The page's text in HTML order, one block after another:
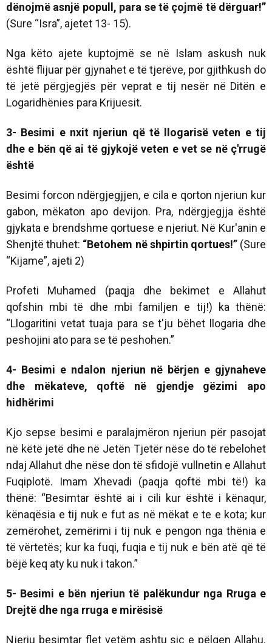
dënojmë asnjë popull, para se të çojmë të dërguar!”
(Sure “Isra”, ajetet 13- 15).
Nga këto ajete kuptojmë se në Islam askush nuk
është flijuar për gjynahet e të tjerëve, por gjithkush do
të jetë përgjegjës për veprat e tij nesër në Ditën e
Logaridhënies para Krijuesit.
3- Besimi e nxit njeriun që të llogarisë veten e tij
dhe e bën që ai të gjykojë veten e vet se në ç'rrugë
është
Besimi forcon ndërgjegjjen, e cila e qorton njeriun kur
gabon, mëkaton apo devijon. Pra, ndërgjegjja është
gjykata e brendshme qortuese e njeriut. Në Kur'anin e
Shenjtë thuhet: “Betohem në shpirtin qortues!”(Sure
“Kijame”, ajeti 2)
Profeti Muhamed (paqja dhe bekimet e Allahut
qofshin mbi të dhe mbi familjen e tij!) ka thënë:
“Llogaritini vetat tuaja para se t'ju bëhet llogaria dhe
peshojini ato para se të peshohen.”
4- Besimi e ndalon njeriun në bërjen e gjynaheve
dhe mëkateve, qoftë në gjendje gëzimi apo
hidhërimi
Kjo sepse besimi e paralajmëron njeriun për pasojat
në këtë jetë dhe në Jetën Tjetër nëse do të rebelohet
ndaj Allahut dhe nëse don të sfidojë vullnetin e Allahut
Fuqiplotë. Imam Xhevadi (paqja qoftë mbi të!) ka
thënë: “Besimtar është ai i cili kur është i kënaqur,
kënaqësia e tij nuk e fut as në mëkat e te e kota; kur
zemërohet, zemërimi i tij nuk e pengon nga thënia e
të vërtetës; kur ka fuqi, fuqia e tij nuk e bën atë që të
bëjë keq aty ku nuk i takon.”
5- Besimi e bën njeriun të palëkundur nga Rruga e
Drejtë dhe nga rruga e mirësisë
Njeriu besimtar flet vetëm ashtu siç e pëlqen Allahu.